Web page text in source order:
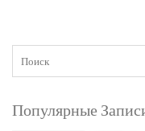
Популярные